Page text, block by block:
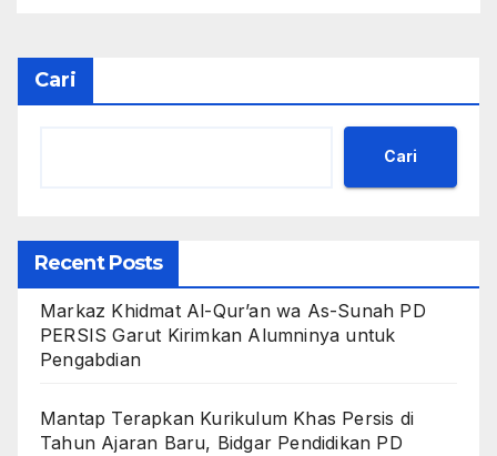
Cari
Cari
Recent Posts
Markaz Khidmat Al-Qur’an wa As-Sunah PD
PERSIS Garut Kirimkan Alumninya untuk
Pengabdian
Mantap Terapkan Kurikulum Khas Persis di
Tahun Ajaran Baru, Bidgar Pendidikan PD